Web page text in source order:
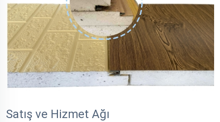
Satış ve Hizmet Ağı